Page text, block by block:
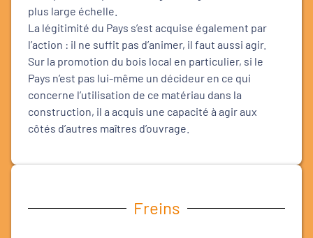
plus large échelle.
La légitimité du Pays s’est acquise également par
l’action : il ne suffit pas d’animer, il faut aussi agir.
Sur la promotion du bois local en particulier, si le
Pays n’est pas lui-même un décideur en ce qui
concerne l’utilisation de ce matériau dans la
construction, il a acquis une capacité à agir aux
côtés d’autres maîtres d’ouvrage.
Freins